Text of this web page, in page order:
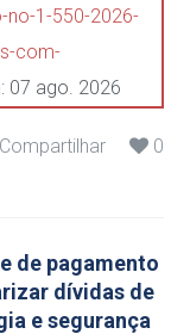
no-1-550-2026-
com-
07 ago. 2026
Compartilhar 0
de pagamento
dívidas de
e segurança